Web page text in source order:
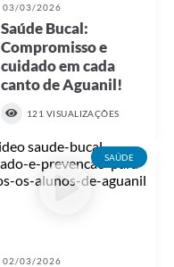
03/03/2026
Saúde Bucal:
Compromisso e
cuidado em cada
canto de Aguanil!
121 VISUALIZAÇÕES
SAÚDE
02/03/2026